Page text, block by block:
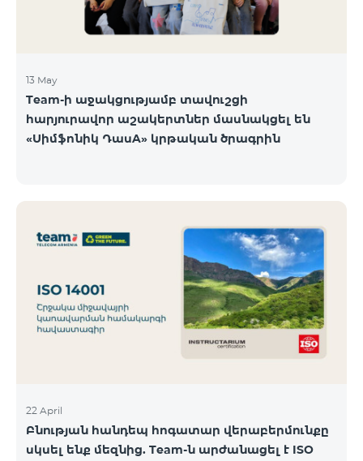
13 May
Team-ի աջակցությամբ տավուշցի
հարյուրավոր աշակերտներ մասնակցել են
«Սիմֆոնիկ ԴասA» կրթական ծրագրին
22 April
Բնության հանդեպ հոգատար վերաբերմունքը
սկսել ենք մեզնից. Team-ն արժանացել է ISO